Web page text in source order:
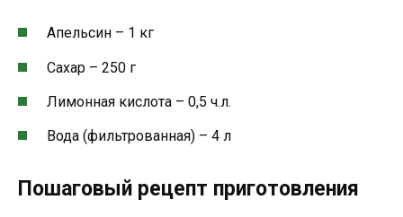
Апельсин – 1 кг
Сахар – 250 г
Лимонная кислота – 0,5 ч.л.
Вода (фильтрованная) – 4 л
Пошаговый рецепт приготовления